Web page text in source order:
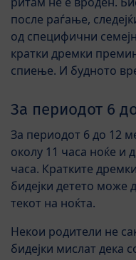
после раѓање,
од специфични
кратки дремки
спиење. И будното
За периодот 6
За периодот 6 до 12
околу 11 часа ноќе и
часа. Кратките
бидејки детето
текот на ноќта.
Некои родители не
бидејки мислат дека